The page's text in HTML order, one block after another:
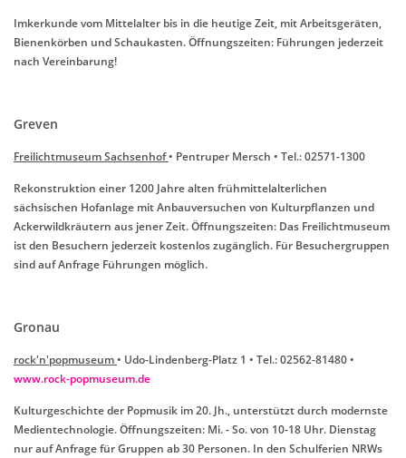
Imkerkunde vom Mittelalter bis in die heutige Zeit, mit Arbeitsgeräten,
Bienenkörben und Schaukasten. Öffnungszeiten: Führungen jederzeit
nach Vereinbarung!
Greven
Freilichtmuseum Sachsenhof• Pentruper Mersch • Tel.: 02571-1300
Rekonstruktion einer 1200 Jahre alten frühmittelalterlichen
sächsischen Hofanlage mit Anbauversuchen von Kulturpflanzen und
Ackerwildkräutern aus jener Zeit. Öffnungszeiten: Das Freilichtmuseum
ist den Besuchern jederzeit kostenlos zugänglich. Für Besuchergruppen
sind auf Anfrage Führungen möglich.
Gronau
rock'n'popmuseum• Udo-Lindenberg-Platz 1 • Tel.: 02562-81480 •
www.rock-popmuseum.de
Kulturgeschichte der Popmusik im 20. Jh., unterstützt durch modernste
Medientechnologie. Öffnungszeiten: Mi. - So. von 10-18 Uhr. Dienstag
nur auf Anfrage für Gruppen ab 30 Personen. In den Schulferien NRWs